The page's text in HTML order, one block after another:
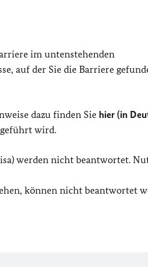
im untenstehenden
auf der Sie die Barriere
dazu finden Sie hier (in
geführt wird.
werden nicht beantwortet.
können nicht beantwortet